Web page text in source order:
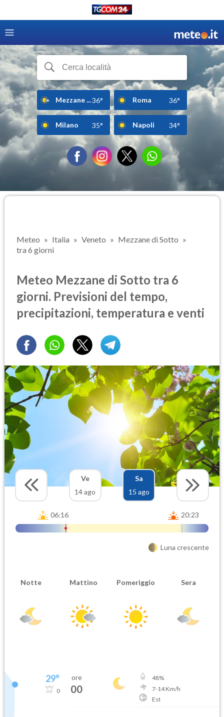
Mezzane ...36° Roma 36°
Milano 35° Napoli 34°
Meteo Italia Veneto
Mezzane di Sotto
tra 6 giorni
Meteo Mezzane di Sotto tra 6
giorni. Previsioni del tempo,
precipitazioni, temperatura e venti
Ve
14 ago
Sa
15 ago
06:16 20:23
Luna crescente
Notte Mattino Pomeriggio Sera
29°
0
ore
00
48%
7-14Km/h
Est